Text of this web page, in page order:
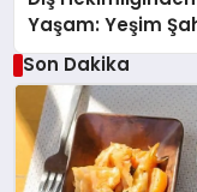
Yaşam: Yeşim
Son Dakika